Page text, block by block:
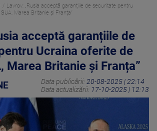
Lavrov: „Rusia acceptă garanțiile de securitate pentru
Marea Britanie și Franța”
acceptă garanțiile de
Ucraina oferite de
Marea Britanie și Franța”
Data publicării: 20-08-2025 | 22:14
Data actualizării: 17-10-2025 | 12:13